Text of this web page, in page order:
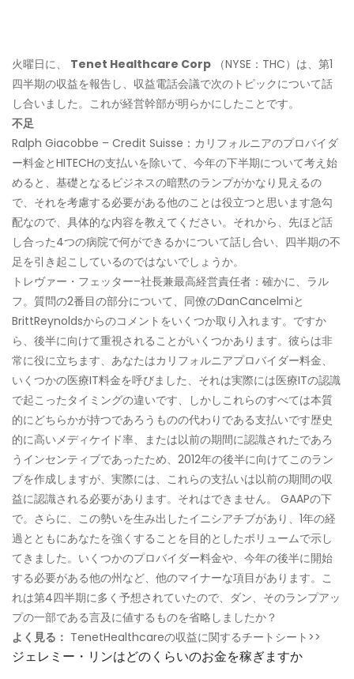
火曜日に、 Tenet Healthcare Corp （NYSE：THC）は、第1
四半期の収益を報告し、収益電話会議で次のトピックについて話
し合いました。これが経営幹部が明らかにしたことです。
不足
Ralph Giacobbe – Credit Suisse：カリフォルニアのプロバイダ
ー料金とHITECHの支払いを除いて、今年の下半期について考え始
めると、基礎となるビジネスの暗黙のランプがかなり見えるの
で、それを考慮する必要がある他のことは役立つと思います急勾
配なので、具体的な内容を教えてください。それから、先ほど話
し合った4つの病院で何ができるかについて話し合い、四半期の不
足を引き起こしているのではないでしょうか。
トレヴァー・フェッター–社長兼最高経営責任者：確かに、ラル
フ。質問の2番目の部分について、同僚のDanCancelmiと
BrittReynoldsからのコメントをいくつか取り入れます。ですか
ら、後半に向けて重視されることがいくつかあります。彼らは非
常に役に立ちます、あなたはカリフォルニアプロバイダー料金、
いくつかの医療IT料金を呼びました、それは実際には医療ITの認識
で起こったタイミングの違いです、しかしこれらのすべては本質
的にどちらかが持つであろうものの代わりである支払いです歴史
的に高いメディケイド率、または以前の期間に認識されたであろ
うインセンティブであったため、2012年の後半に向けてこのラン
プを作成しますが、実際には、これらの支払いは以前の期間の収
益に認識される必要があります。それはできません。 GAAPの下
で。さらに、この勢いを生み出したイニシアチブがあり、1年の経
過とともにあなたを強くすることを目的としたボリュームで示し
てきました。いくつかのプロバイダー料金や、今年の後半に開始
する必要がある他の州など、他のマイナーな項目があります。こ
れは第4四半期に多く予想されていたので、ダン、そのランプアッ
プの一部である言及に値するものを省略しましたか？
よく見る： TenetHealthcareの収益に関するチートシート>>
ジェレミー・リンはどのくらいのお金を稼ぎますか